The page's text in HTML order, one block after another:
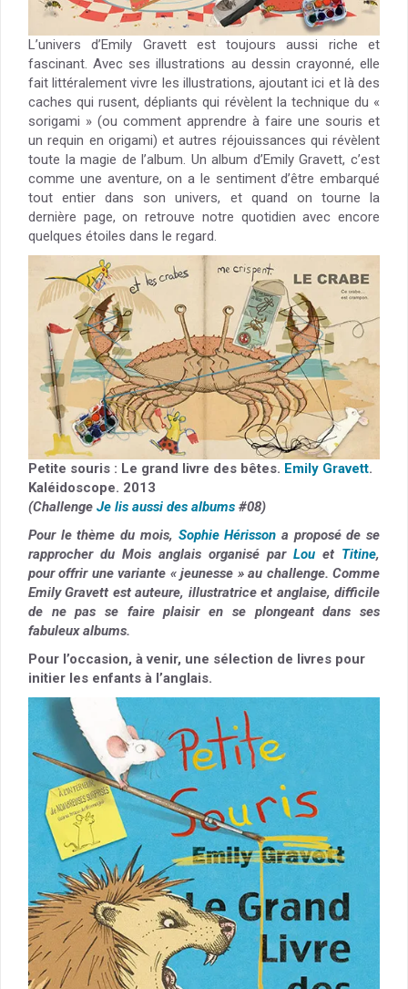
L’univers d’Emily Gravett est toujours aussi riche et
fascinant. Avec ses illustrations au dessin crayonné, elle
fait littéralement vivre les illustrations, ajoutant ici et là des
caches qui rusent, dépliants qui révèlent la technique du «
sorigami » (ou comment apprendre à faire une souris et
un requin en origami) et autres réjouissances qui révèlent
toute la magie de l’album. Un album d’Emily Gravett, c’est
comme une aventure, on a le sentiment d’être embarqué
tout entier dans son univers, et quand on tourne la
dernière page, on retrouve notre quotidien avec encore
quelques étoiles dans le regard.
Petite souris : Le grand livre des bêtes. Emily Gravett.
Kaléidoscope. 2013
(Challenge Je lis aussi des albums #08)
Pour le thème du mois, Sophie Hérisson a proposé de se
rapprocher du Mois anglais organisé par Lou et Titine,
pour offrir une variante « jeunesse » au challenge. Comme
Emily Gravett est auteure, illustratrice et anglaise, difficile
de ne pas se faire plaisir en se plongeant dans ses
fabuleux albums.
Pour l’occasion, à venir, une sélection de livres pour
initier les enfants à l’anglais.